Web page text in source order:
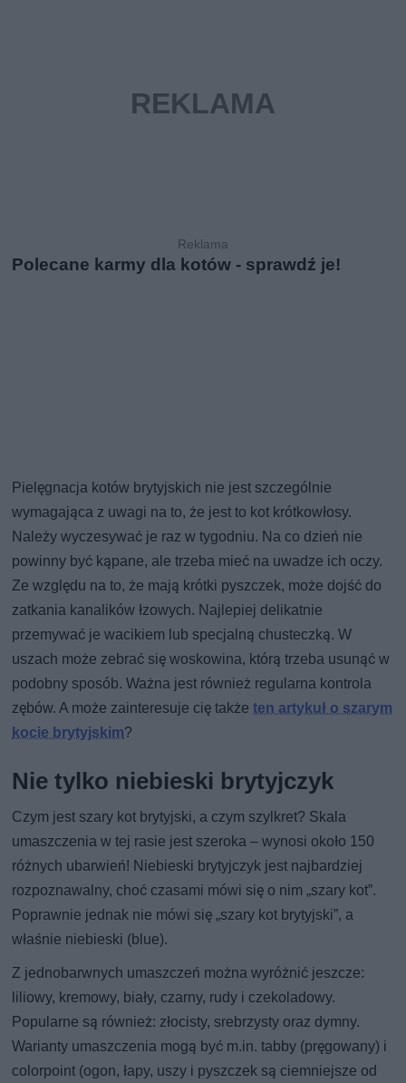
Polecane karmy dla kotów - sprawdź je!
Pielęgnacja kotów brytyjskich nie jest szczególnie
wymagająca z uwagi na to, że jest to kot krótkowłosy.
Należy wyczesywać je raz w tygodniu. Na co dzień nie
powinny być kąpane, ale trzeba mieć na uwadze ich oczy.
Ze względu na to, że mają krótki pyszczek, może dojść do
zatkania kanalików łzowych. Najlepiej delikatnie
przemywać je wacikiem lub specjalną chusteczką. W
uszach może zebrać się woskowina, którą trzeba usunąć w
podobny sposób. Ważna jest również regularna kontrola
zębów. A może zainteresuje cię takżeten artykuł o szarym
kocie brytyjskim?
Nie tylko niebieski brytyjczyk
Czym jest szary kot brytyjski, a czym szylkret? Skala
umaszczenia w tej rasie jest szeroka – wynosi około 150
różnych ubarwień! Niebieski brytyjczyk jest najbardziej
rozpoznawalny, choć czasami mówi się o nim „szary kot”.
Poprawnie jednak nie mówi się „szary kot brytyjski”, a
właśnie niebieski (blue).
Z jednobarwnych umaszczeń można wyróżnić jeszcze:
liliowy, kremowy, biały, czarny, rudy i czekoladowy.
Popularne są również: złocisty, srebrzysty oraz dymny.
Warianty umaszczenia mogą być m.in. tabby (pręgowany) i
colorpoint (ogon, łapy, uszy i pyszczek są ciemniejsze od